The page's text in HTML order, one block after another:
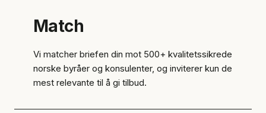
Match
Vi matcher briefen din mot 500+ kvalitetssikrede
norske byråer og konsulenter, og inviterer kun de
mest relevante til å gi tilbud.